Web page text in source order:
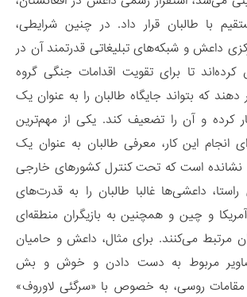
با طالبان قرار داد. در چنین شرایطی،
داعش و شبکه‌های تبلیغاتی قدرتمند آن در
تا برای تقویت اقدامات جنگی گروه
که بتواند جایگاه طالبان را به عنوان یک
کرده و آن را تضعیف کند. یکی از مهم‌ترین
این کار، معرفی طالبان به عنوان یک
نشانده است که تحت کنترل کشورهای خارجی
داعشی‌ها غالبا طالبان را به قدرت‌های
و چین و همچنین به بازیگران منطقه‌ای
مرتبط می‌کنند. برای مثال، داعش و حامیان
مربوط به دست دادن و خوش و بش
مقامات روسی، به خصوص با «سرگئی لاوروف»